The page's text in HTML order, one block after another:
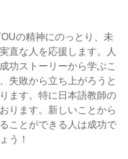
の精神にのっとり、未
直な人を応援します。人
功ストーリーから学ぶこ
失敗から立ち上がろうと
ます。特に日本語教師の
ります。新しいことから
ことができる人は成功で
う！